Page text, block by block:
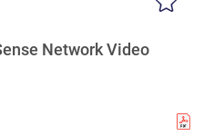
Network Video